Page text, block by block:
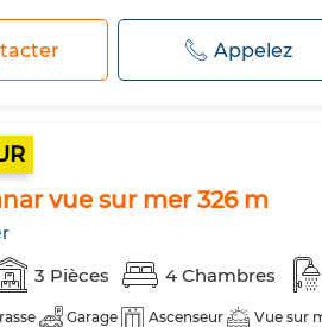
Appelez
vue sur mer 326 m
3 Pièces 4 Chambres
Garage Ascenseur Vue sur